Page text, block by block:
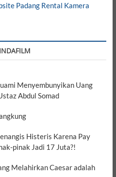
Padang Rental Kamera
Menyembunyikan Uang
Abdul Somad
Histeris Karena Pay
pinak Jadi 17 Juta?!
Melahirkan Caesar adalah